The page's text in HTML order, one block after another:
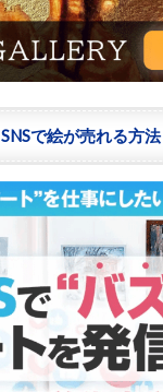
SNSで絵が売れる方法